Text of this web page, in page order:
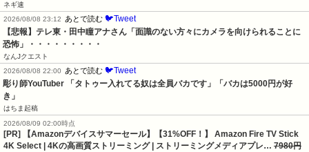
ネギ速
2026/08/08 23:12
あとで読む 🐦Tweet
【悲報】テレ東・田中瞳アナさん「面識のない方々にカメラを向けられることに
恐怖」・・・・・・・・・
なんJクエスト
2026/08/08 22:00
あとで読む 🐦Tweet
彫り師YouTuber 「タトゥー入れてる奴は全員バカです」「バカは5000円が好
き」
はちま起稿
2026/08/09 02:00時点
[PR] 【Amazonデバイスサマーセール】【31%OFF！】 Amazon Fire TV Stick
4K Select | 4Kの高画質ストリーミング | ストリーミングメディアプレ… 7980円